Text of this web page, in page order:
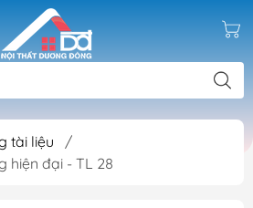
tài liệu
/
hiện đại - TL 28